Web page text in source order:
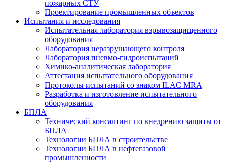
пожарных СТУ
Проектирование промышленных объектов
Испытания и исследования
Испытательная лаборатория взрывозащищенного
оборудования
Лаборатория неразрушающего контроля
Лаборатория пневмо-гидроиспытаний
Химико-аналитическая лаборатория
Аттестация испытательного оборудования
Протоколы испытаний со знаком ILAC MRA
Разработка и изготовление испытательного
оборудования
БПЛА
Технический консалтинг по внедрению защиты от
БПЛА
Технологии БПЛА в строительстве
Технологии БПЛА в нефтегазовой
промышленности